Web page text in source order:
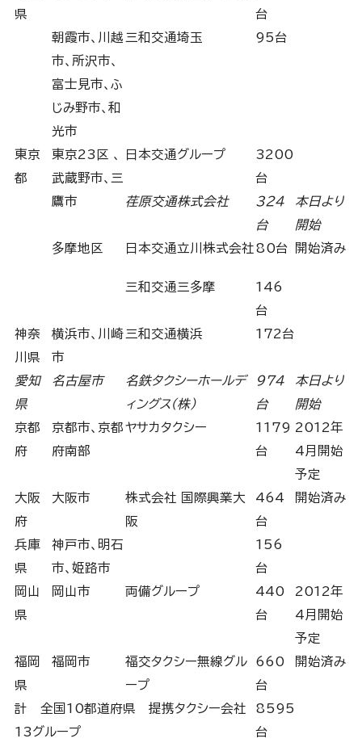
県
台
朝霞市、川越
市、所沢市、
富士見市、ふ
じみ野市、和
光市
三和交通埼玉 95台
東京
都
東京23区 、
武蔵野市、三
鷹市
日本交通グループ
3200
台
荏原交通株式会社
324
台
本日より
開始
多摩地区
日本交通立川株式会社80台 開始済み
三和交通三多摩
146
台
神奈
川県
横浜市、川崎
市
三和交通横浜 172台
愛知
県
名古屋市
名鉄タクシーホールデ
ィングス(株)
974
台
本日より
開始
京都
府
京都市、京都
府南部
ヤサカタクシー
1179
台
2012年
4月開始
予定
大阪
府
大阪市
株式会社 国際興業大
阪
464
台
開始済み
兵庫
県
神戸市、明石
市、姫路市
156
台
岡山
県
岡山市 両備グループ
440
台
2012年
4月開始
予定
福岡
県
福岡市
福交タクシー無線グル
ープ
660
台
開始済み
計 全国10都道府県 提携タクシー会社
13グループ
8595
台